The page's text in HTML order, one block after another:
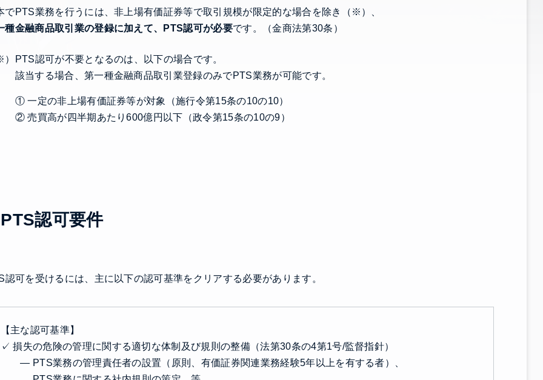
でPTS業務を行うには、非上場有価証券等で取引規模が限定的な場合を除き（※）、
種金融商品取引業の登録に加えて、PTS認可が必要です。（金商法第30条）
PTS認可が不要となるのは、以下の場合です。
する場合、第一種金融商品取引業登録のみでPTS業務が可能です。
定の非上場有価証券等が対象（施行令第15条の10の10）
買高が四半期あたり600億円以下（政令第15条の10の9）
認可要件
認可を受けるには、主に以下の認可基準をクリアする必要があります。
【主な認可基準】
✓ 損失の危険の管理に関する適切な体制及び規則の整備（法第30条の4第1号/監督指針）
― PTS業務の管理責任者の設置（原則、有価証券関連業務経験5年以上を有する者）、